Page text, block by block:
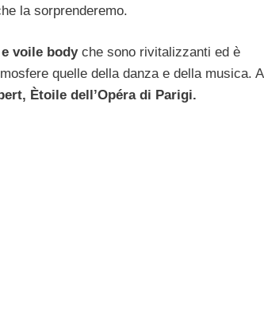
la sorprenderemo.
voile bodyche sono rivitalizzanti ed è
quelle della danza e della musica. A
Ètoile dell’Opéra di Parigi.